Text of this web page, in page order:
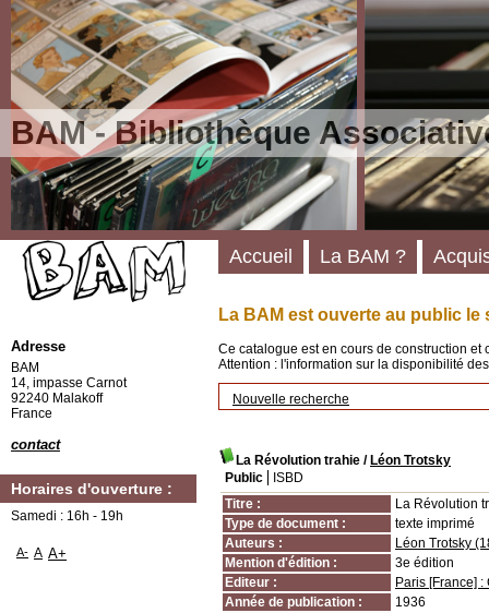
BAM - Bibliothèque
La BAM est ouverte au public le
Ce catalogue est en cours de construction
Attention : l'information sur la disponibilité
Nouvelle recherche
La Révolution trahie / Léon Trotsky
Public
ISBD
Titre :
La Révolution
Type de document :
texte imprimé
Auteurs :
Léon Trotsky
Mention d'édition :
3e édition
Editeur :
Paris [France] :
Année de publication :
1936
Accueil La BAM ?
Adresse
BAM
14, impasse Carnot
92240 Malakoff
France
contact
Horaires d'ouverture :
Samedi : 16h - 19h
A- A A+